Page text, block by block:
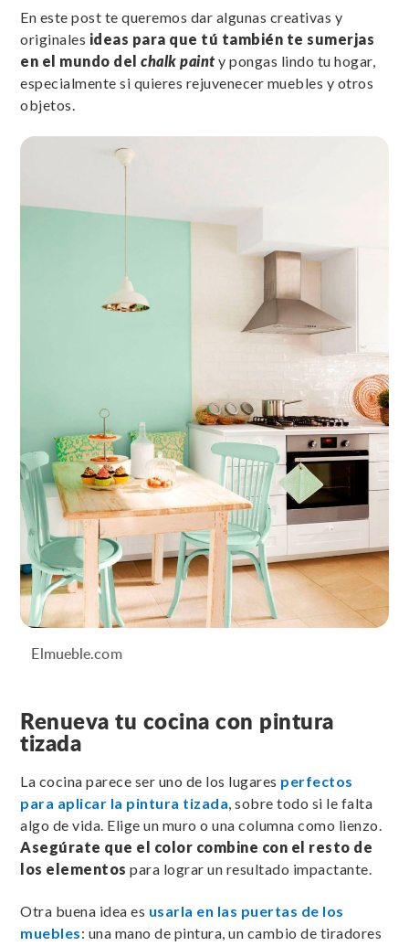
En este post te queremos dar algunas creativas y
originales ideas para que tú también te sumerjas
en el mundo delchalk paint y pongas lindo tu hogar,
especialmente si quieres rejuvenecer muebles y otros
objetos.
Elmueble.com
Renueva tu cocina con pintura
tizada
La cocina parece ser uno de los lugares perfectos
para aplicar la pintura tizada, sobre todo si le falta
algo de vida. Elige un muro o una columna como lienzo.
Asegúrate que el color combine con el resto de
los elementos para lograr un resultado impactante.
Otra buena idea es usarla en las puertas de los
muebles: una mano de pintura, un cambio de tiradores